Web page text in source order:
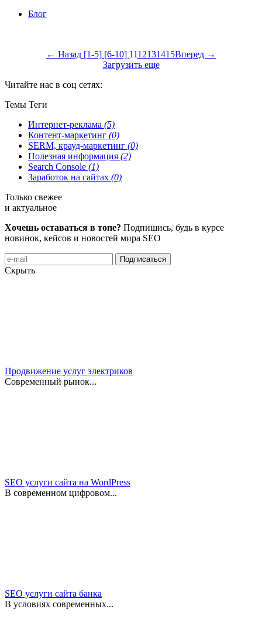
Блог
← Назад [1-5] [6-10] 1112131415Вперед →
Загрузить еще
Читайте нас в соц сетях:
Темы Теги
Интернет-реклама (5)
Контент-маркетинг (0)
SERM, крауд-маркетинг (0)
Полезная информация (2)
Search Console (1)
Заработок на сайтах (0)
Только свежее
и актуальное
Хочешь оставаться в топе? Подпишись, будь в курсе
новинок, кейсов и новостей мира SEO
Подписаться
Скрыть
Продвижение услуг электриков
Современный рынок...
SEO услуги сайта на WordPress
В современном цифровом...
SEO услуги сайта банка
В условиях современных...